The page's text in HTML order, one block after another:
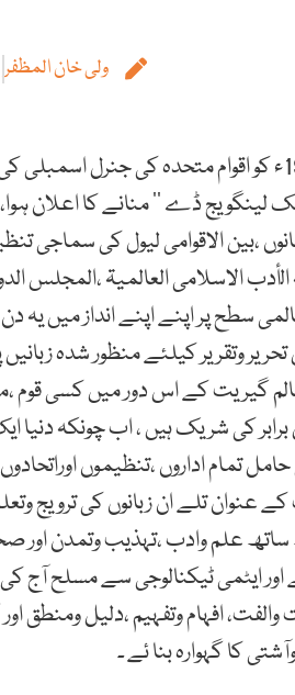
ولی خان المظفر
لینگویج ڈے ‘‘ منانے کا اعلان
،بین الاقوامی لیول کی سماجی
سطح پر اپنے اپنے انداز میں یہ دن
وتقریر کیلئے منظور شدہ
گیریت کے اس دور میں کسی
کی شریک ہیں ، اب چونکہ دنیا
تمام اداروں ،تنظیموں
عنوان تلے ان زبانوں کی ترویج
علم وادب ،تہذیب وتمدن اور
اور ایٹمی ٹیکنالوجی سے مسلح آج
افہام وتفہیم ،دلیل
کا گہوارہ بنا ئے ۔